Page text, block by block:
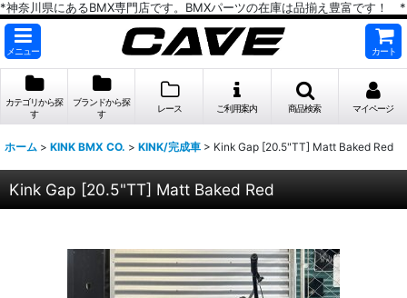
*神奈川県にあるBMX専門店です。BMXパーツの在庫は品揃え豊富です！ *
メニュー カート
カテゴリから探
す
ブランドから探
す
レース ご利用案内 商品検索 マイページ
ホーム > KINK BMX CO. > KINK/完成車 > Kink Gap [20.5"TT] Matt Baked Red
Kink Gap [20.5"TT] Matt Baked Red